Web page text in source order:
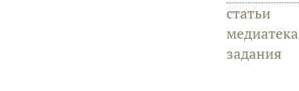
статьи
медиатека
задания